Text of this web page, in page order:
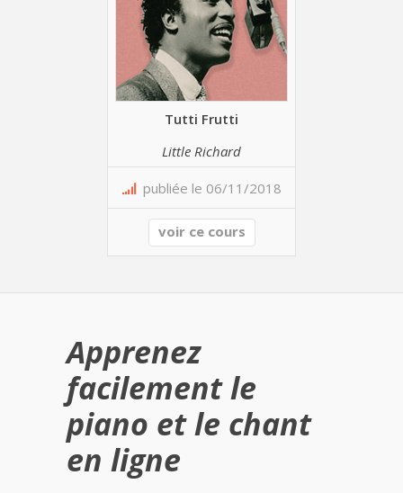
Tutti Frutti
Little Richard
publiée le 06/11/2018
voir ce cours
Apprenez
facilement le
piano et le chant
en ligne